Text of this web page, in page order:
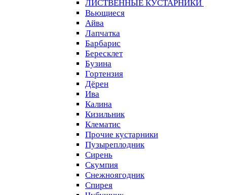
ЛИСТВЕННЫЕ КУСТАРНИКИ
Вьющиеся
Айва
Лапчатка
Барбарис
Бересклет
Бузина
Гортензия
Дёрен
Ива
Калина
Кизильник
Клематис
Прочие кустарники
Пузыреплодник
Сирень
Скумпия
Снежноягодник
Спирея